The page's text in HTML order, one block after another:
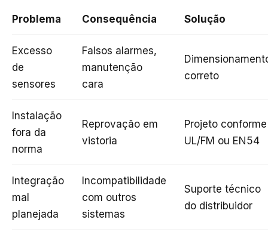
Problema Consequência Solução
Excesso
de
sensores
Falsos alarmes,
manutenção
cara
correto
Instalação
fora da
norma
Reprovação em
vistoria
Projeto conforme
UL/FM ou EN54
Integração
mal
planejada
Incompatibilidade
com outros
sistemas
Suporte técnico
do distribuidor